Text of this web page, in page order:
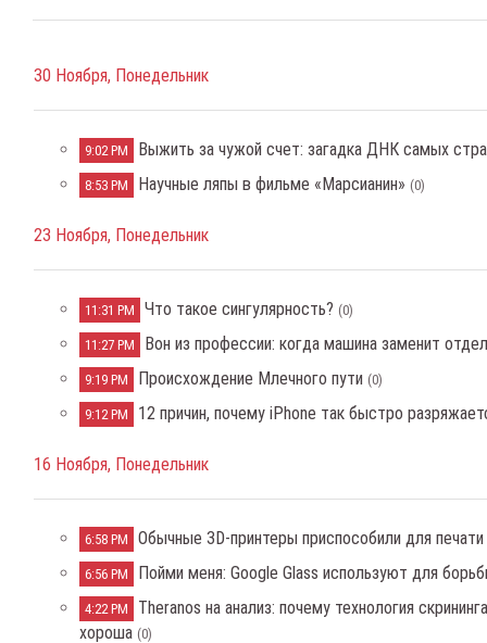
30 Ноября, Понедельник
9:02 PM Выжить за чужой счет: загадка ДНК самых
8:53 PM Научные ляпы в фильме «Марсианин» (0)
23 Ноября, Понедельник
11:31 PM Что такое сингулярность? (0)
11:27 PM Вон из профессии: когда машина заменит
9:19 PM Происхождение Млечного пути (0)
9:12 PM 12 причин, почему iPhone так быстро
16 Ноября, Понедельник
6:58 PM Обычные 3D-принтеры приспособили для печати
6:56 PM Пойми меня: Google Glass используют для
4:22 PM
Theranos на анализ: почему технология
хороша (0)